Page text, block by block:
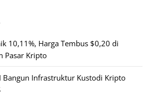
10,11%, Harga Tembus $0,20 di
Pasar Kripto
Bangun Infrastruktur Kustodi Kripto